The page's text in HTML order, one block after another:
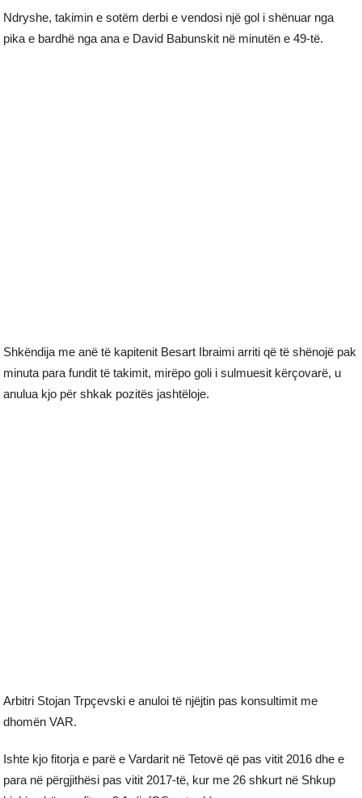
Ndryshe, takimin e sotëm derbi e vendosi një gol i shënuar nga
pika e bardhë nga ana e David Babunskit në minutën e 49-të.
Shkëndija me anë të kapitenit Besart Ibraimi arriti që të shënojë pak
minuta para fundit të takimit, mirëpo goli i sulmuesit kërçovarë, u
anulua kjo për shkak pozitës jashtëloje.
Arbitri Stojan Trpçevski e anuloi të njëjtin pas konsultimit me
dhomën VAR.
Ishte kjo fitorja e parë e Vardarit në Tetovë që pas vitit 2016 dhe e
para në përgjithësi pas vitit 2017-të, kur me 26 shkurt në Shkup